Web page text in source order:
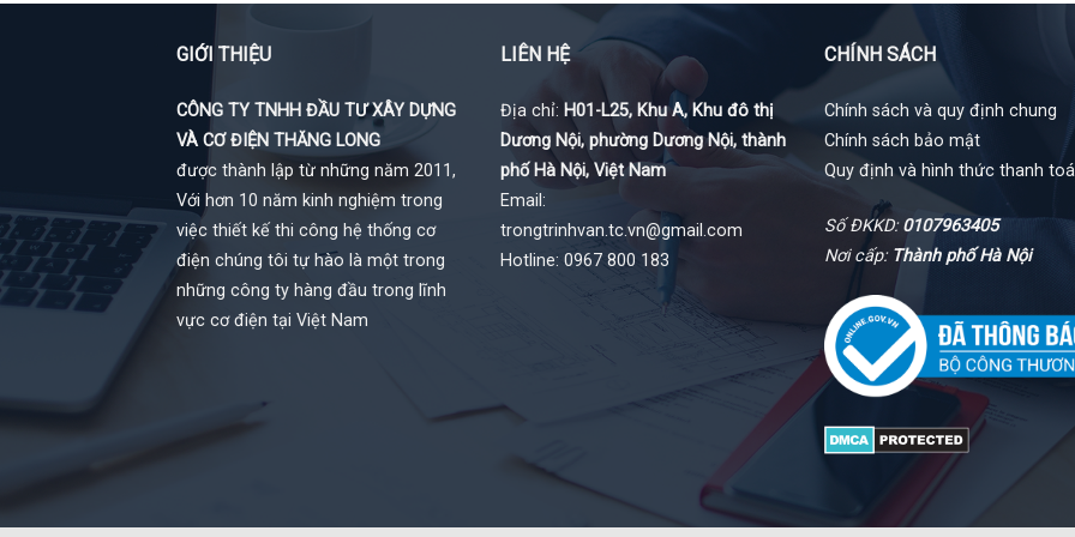
GIỚI THIỆU
CÔNG TY TNHH ĐẦU TƯ XÂY DỰNG
VÀ CƠ ĐIỆN THĂNG LONG
được thành lập từ những năm 2011,
Với hơn 10 năm kinh nghiệm trong
việc thiết kế thi công hệ thống cơ
điện chúng tôi tự hào là một trong
những công ty hàng đầu trong lĩnh
vực cơ điện tại Việt Nam
LIÊN HỆ
Địa chỉ: H01-L25, Khu A, Khu đô thị
Dương Nội, phường Dương Nội, thành
phố Hà Nội, Việt Nam
Email:
trongtrinhvan.tc.vn@gmail.com
Hotline: 0967 800 183
CHÍNH SÁCH
Chính sách và quy định chung
Chính sách bảo mật
Quy định và hình thức thanh
Số ĐKKD:0107963405
Nơi cấp: Thành phố Hà Nội